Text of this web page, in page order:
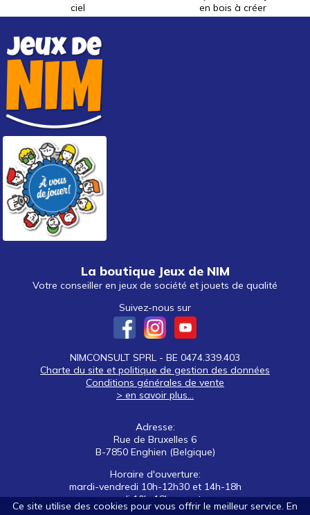
ciel
en bois à créer
La boutique Jeux de NIM
Votre conseiller en jeux de société et jouets de qualité
Suivez-nous sur
NIMCONSULT SPRL - BE 0474.339.403
Charte du site et politique de gestion des données
Conditions générales de vente
> en savoir plus...
Adresse:
Rue de Bruxelles 6
B-7850 Enghien (Belgique)
Horaire d'ouverture:
mardi-vendredi 10h-12h30 et 14h-18h
samedi 10h-18h non stop
Ce site utilise des cookies pour vous offrir le meilleur service. En